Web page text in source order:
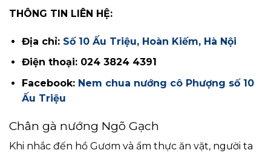
THÔNG TIN LIÊN HỆ:
Địa chỉ:Số 10 Ấu Triệu, Hoàn Kiếm, Hà Nội
Điện thoại: 024 3824 4391
Facebook: Nem chua nướng cô Phượng số 10
Ấu Triệu
Chân gà nướng Ngõ Gạch
Khi nhắc đến hồ Gươm và ẩm thực ăn vặt, người ta